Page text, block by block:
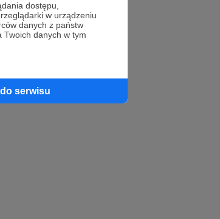
dostępu,
w urządzeniu
danych z państw
Twoich danych w tym
serwisu